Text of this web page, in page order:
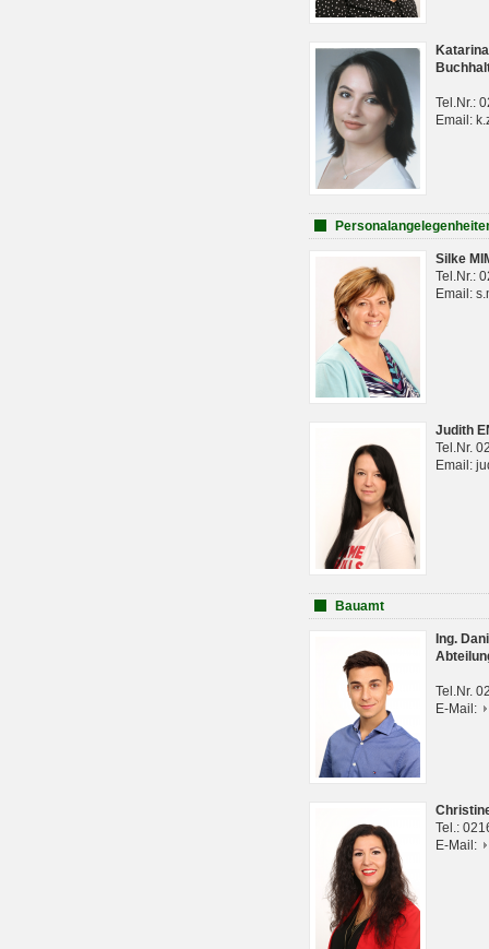
Tel.Nr.:
Email:
Silke
Tel.Nr.:
Email:
Judith
Tel.Nr.
Email:
Bauamt
Ing.
Tel.Nr.
E-Mail:
Tel.:
E-Mail: